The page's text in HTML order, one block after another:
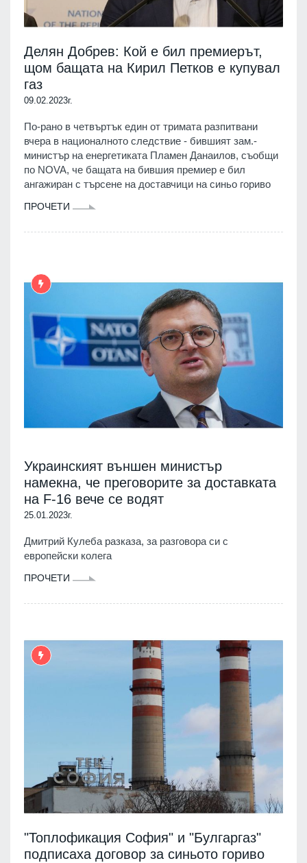
Делян Добрев: Кой е бил премиерът,
щом бащата на Кирил Петков е купувал
газ
09.02.2023г.
По-рано в четвъртък един от тримата разпитвани
вчера в националното следствие - бившият зам.-
министър на енергетиката Пламен Данаилов, съобщи
по NOVA, че бащата на бившия премиер е бил
ангажиран с търсене на доставчици на синьо гориво
ПРОЧЕТИ
Украинският външен министър
намекна, че преговорите за доставката
на F-16 вече се водят
25.01.2023г.
Дмитрий Кулеба разказа, за разговора си с
европейски колега
ПРОЧЕТИ
"Топлофикация София" и "Булгаргаз"
подписаха договор за синьото гориво